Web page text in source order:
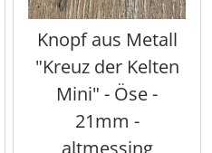
Knopf aus Metall
"Kreuz der Kelten
Mini" - Öse -
21mm -